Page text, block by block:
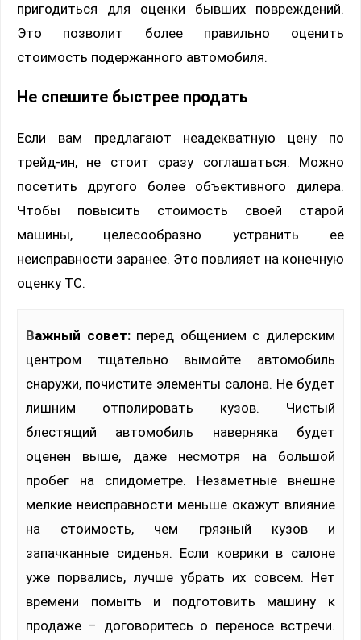
пригодиться для оценки бывших повреждений.
Это позволит более правильно оценить
стоимость подержанного автомобиля.
Не спешите быстрее продать
Если вам предлагают неадекватную цену по
трейд-ин, не стоит сразу соглашаться. Можно
посетить другого более объективного дилера.
Чтобы повысить стоимость своей старой
машины, целесообразно устранить ее
неисправности заранее. Это повлияет на конечную
оценку ТС.
Важный совет:перед общением с дилерским
центром тщательно вымойте автомобиль
снаружи, почистите элементы салона. Не будет
лишним отполировать кузов. Чистый
блестящий автомобиль наверняка будет
оценен выше, даже несмотря на большой
пробег на спидометре. Незаметные внешне
мелкие неисправности меньше окажут влияние
на стоимость, чем грязный кузов и
запачканные сиденья. Если коврики в салоне
уже порвались, лучше убрать их совсем. Нет
времени помыть и подготовить машину к
продаже – договоритесь о переносе встречи.